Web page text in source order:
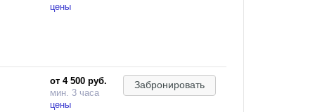
цены
от 4 500 руб.
мин. 3 часа
цены
Забронировать